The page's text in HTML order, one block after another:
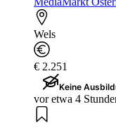
Wels
€ 2.251
Keine
vor etwa 4